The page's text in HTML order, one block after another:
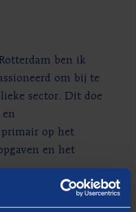
ben ik
om bij te
sector. Dit doe
op het
en het
Ik heb zowel
als het